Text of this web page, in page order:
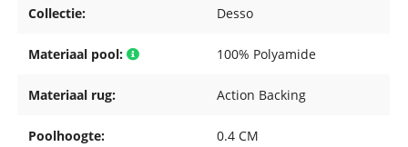
Collectie: Desso
Materiaal pool: 100% Polyamide
Materiaal rug: Action Backing
Poolhoogte: 0.4 CM